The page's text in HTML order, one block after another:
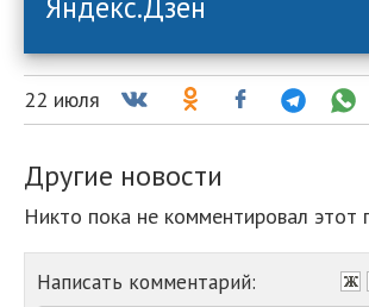
22 июля
Другие новости
Никто пока не комментировал этот
Написать комментарий: